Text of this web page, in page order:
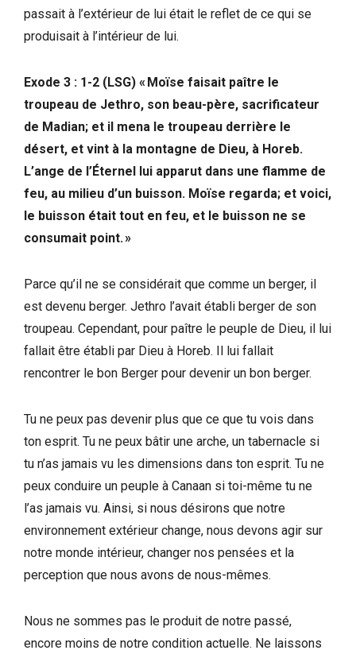
passait à l’extérieur de lui était le reflet de ce qui se
produisait à l’intérieur de lui.
Exode 3 : 1-2 (LSG) « Moïse faisait paître le
troupeau de Jethro, son beau-père, sacrificateur
de Madian; et il mena le troupeau derrière le
désert, et vint à la montagne de Dieu, à Horeb.
L’ange de l’Éternel lui apparut dans une flamme de
feu, au milieu d’un buisson. Moïse regarda; et voici,
le buisson était tout en feu, et le buisson ne se
consumait point. »
Parce qu’il ne se considérait que comme un berger, il
est devenu berger. Jethro l’avait établi berger de son
troupeau. Cependant, pour paître le peuple de Dieu, il lui
fallait être établi par Dieu à Horeb. Il lui fallait
rencontrer le bon Berger pour devenir un bon berger.
Tu ne peux pas devenir plus que ce que tu vois dans
ton esprit. Tu ne peux bâtir une arche, un tabernacle si
tu n’as jamais vu les dimensions dans ton esprit. Tu ne
peux conduire un peuple à Canaan si toi-même tu ne
l’as jamais vu. Ainsi, si nous désirons que notre
environnement extérieur change, nous devons agir sur
notre monde intérieur, changer nos pensées et la
perception que nous avons de nous-mêmes.
Nous ne sommes pas le produit de notre passé,
encore moins de notre condition actuelle. Ne laissons